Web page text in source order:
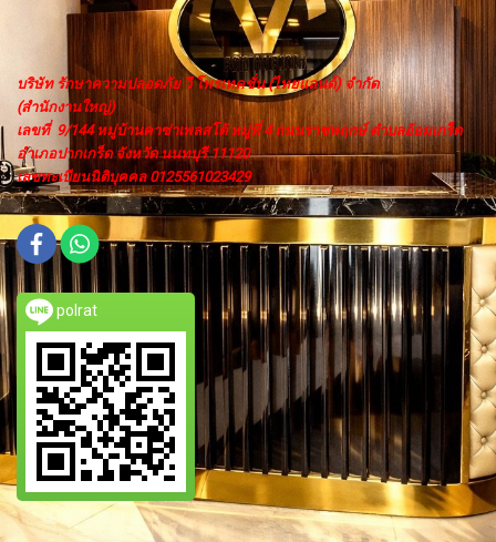
บริษัท รักษาความปลอดภัย วี โพรเทคชั่น (ไทยแลนด์) จำกัด
(สำนักงานใหญ่)
เลขที่ 9/144 หมู่บ้านคาซ่าเพลสโต้ หมู่ที่ 4 ถนนราชพฤกษ์ ตำบลอ้อมเกร็ด
อำเภอปากเกร็ด จังหวัด นนทบุรี 11120
เลขทะเบียนนิติบุคคล 0125561023429
polrat